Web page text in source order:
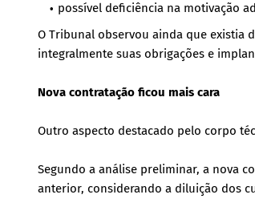
possível deficiência na motivação
O Tribunal observou ainda que existia
integralmente suas obrigações e
Nova contratação ficou mais cara
Outro aspecto destacado pelo corpo
Segundo a análise preliminar, a nova
anterior, considerando a diluição dos